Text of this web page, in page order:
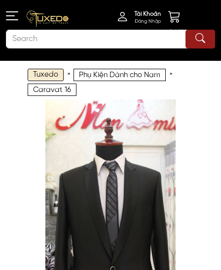
Tài Khoản
Đăng Nhập
Giỏ Hàng
Tuxedo » Phụ Kiện Dành cho Nam »
Caravat 16